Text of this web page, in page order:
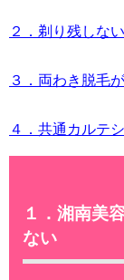
２．剃り残しな
３．両わき脱毛
４．共通カルテ
１．湘南美
ない